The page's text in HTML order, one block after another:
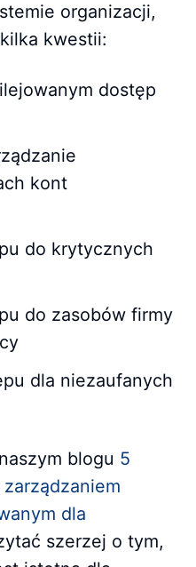
organizacji,
kwestii:
dostęp
kont
do krytycznych
do zasobów firmy
dla niezaufanych
blogu 5
dla
szerzej o tym,